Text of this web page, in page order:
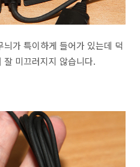
가 특이하게 들어가 있는데 덕
미끄러지지 않습니다.